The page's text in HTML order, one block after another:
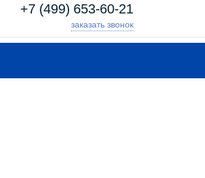
+7 (499) 653-60-21
заказать звонок